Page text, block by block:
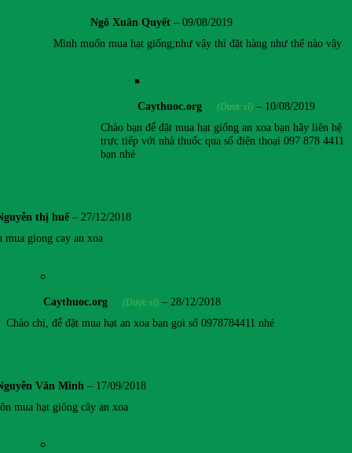
Ngô Xuân Quyết – 09/08/2019
Mình muốn mua hạt giống;như vậy thì đặt hàng như thế nào vậy
Caythuoc.org (Dược sĩ) – 10/08/2019
Chào bạn để đặt mua hạt giống an xoa bạn hãy liên hệ
trực tiếp với nhà thuốc qua số điện thoại 097 878 4411
bạn nhé
thị huế– 27/12/2018
mua giong cay an xoa
Caythuoc.org (Dược sĩ) – 28/12/2018
Chào chị, để đặt mua hạt an xoa bạn gọi số 0978784411 nhé
Văn Minh – 17/09/2018
mua hạt giông cây an xoa